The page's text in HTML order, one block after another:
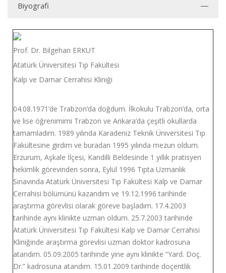
Biyografi
Prof. Dr. Bilgehan ERKUT
Atatürk Üniversitesi Tıp Fakültesi
Kalp ve Damar Cerrahisi Kliniği
04.08.1971’de Trabzon’da doğdum. İlkokulu Trabzon’da, orta
ve lise öğrenimimi Trabzon ve Ankara’da çeşitli okullarda
tamamladım. 1989 yılında Karadeniz Teknik Üniversitesi Tıp
Fakültesine girdim ve buradan 1995 yılında mezun oldum.
Erzurum, Aşkale İlçesi, Kandilli Beldesinde 1 yıllık pratisyen
hekimlik görevinden sonra, Eylül 1996 Tıpta Uzmanlık
Sınavında Atatürk Üniversitesi Tıp Fakültesi Kalp ve Damar
Cerrahisi bölümünü kazandım ve 19.12.1996 tarihinde
araştırma görevlisi olarak göreve başladım. 17.4.2003
tarihinde aynı klinikte uzman oldum. 25.7.2003 tarihinde
Atatürk Üniversitesi Tıp Fakültesi Kalp ve Damar Cerrahisi
Kliniğinde araştırma görevlisi uzman doktor kadrosuna
atandım. 05.09.2005 tarihinde yine aynı klinikte “Yard. Doç.
Dr.” kadrosuna atandım. 15.01.2009 tarihinde doçentlik